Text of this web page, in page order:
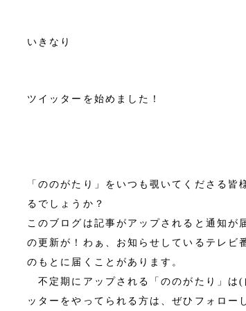
いきなり
ツイッターを始めました！
「ののがたり」をいつも覗いてくださる
るでしょうか？
このブログは記事がアップされると通知が
の更新が！わぁ、お知らせしているテレビ
のもとに届くことがあります。
不定期にアップされる「ののがたり」は(
ッターをやってられる方は、ぜひフォロー